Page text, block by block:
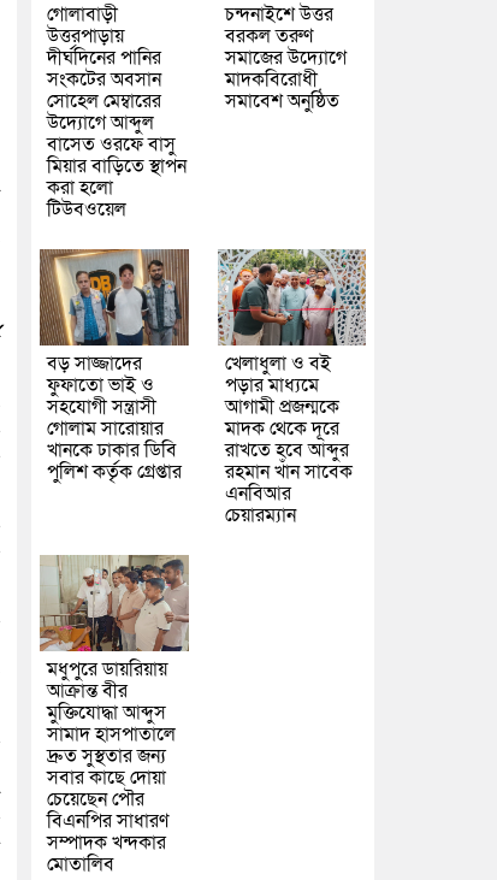
গোলাবাড়ী
উত্তরপাড়ায়
দীর্ঘদিনের পানির
সংকটের অবসান
সোহেল মেম্বারের
উদ্যোগে আব্দুল
বাসেত ওরফে বাসু
মিয়ার বাড়িতে স্থাপন
করা হলো
টিউবওয়েল
চন্দনাইশে উত্তর
বরকল তরুণ
সমাজের উদ্যোগে
মাদকবিরোধী
সমাবেশ অনুষ্ঠিত
বড় সাজ্জাদের
ফুফাতো ভাই ও
সহযোগী সন্ত্রাসী
গোলাম সারোয়ার
খানকে ঢাকার ডিবি
পুলিশ কর্তৃক গ্রেপ্তার
খেলাধুলা ও বই
পড়ার মাধ্যমে
আগামী প্রজন্মকে
মাদক থেকে দূরে
রাখতে হবে আব্দুর
রহমান খাঁন সাবেক
এনবিআর
চেয়ারম্যান
মধুপুরে ডায়রিয়ায়
আক্রান্ত বীর
মুক্তিযোদ্ধা আব্দুস
সামাদ হাসপাতালে
দ্রুত সুস্থতার জন্য
সবার কাছে দোয়া
চেয়েছেন পৌর
বিএনপির সাধারণ
সম্পাদক খন্দকার
মোতালিব